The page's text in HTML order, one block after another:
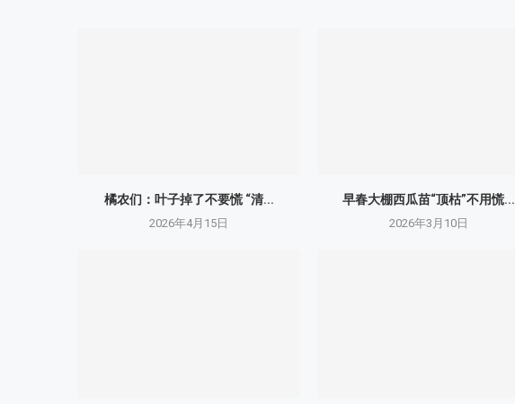
橘农们：叶子掉了不要慌 “清...
2026年4月15日
早春大棚西瓜苗“顶枯”不用慌...
2026年3月10日